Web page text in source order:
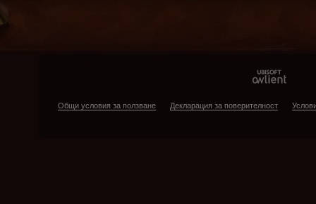
Общи условия за ползване Декларация за поверителност